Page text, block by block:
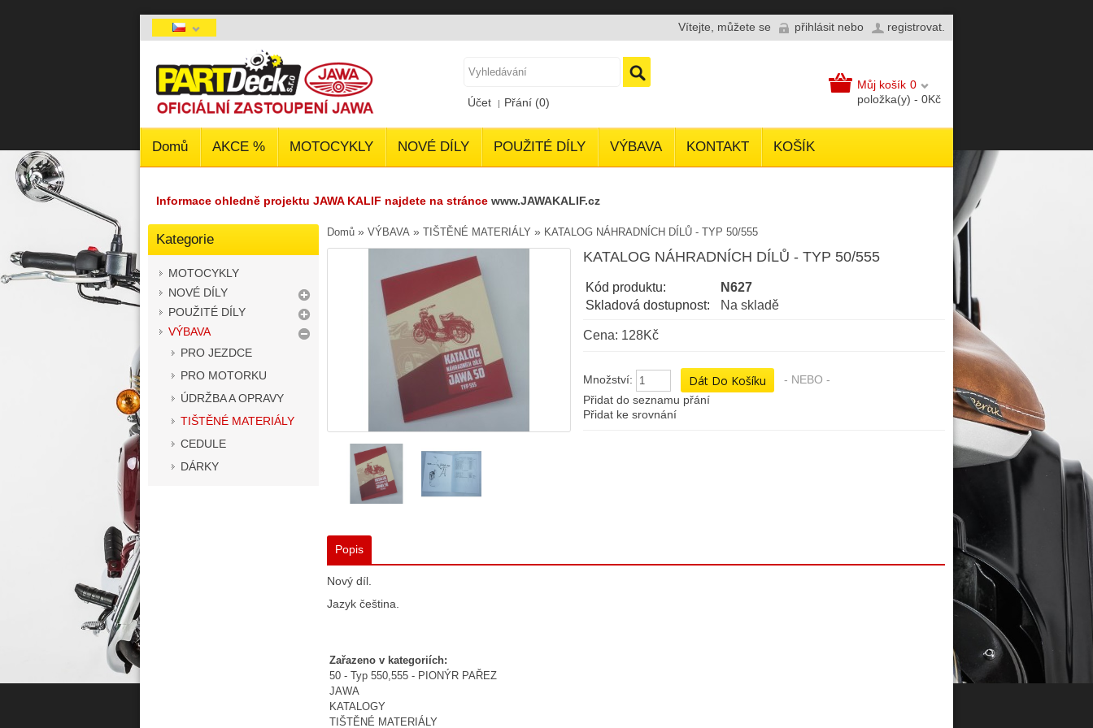
Vítejte, můžete se přihlásit nebo registrovat
Účet Přání (0)
Můj košík 0
položka(y) - 0Kč
Domů AKCE % MOTOCYKLY NOVÉ DÍLY POUŽITÉ DÍLY VÝBAVA KONTAKT KOŠÍK
Informace ohledně projektu JAWA KALIF najdete na stránce www.JAWAKALIF.cz
Kategorie
MOTOCYKLY
NOVÉ DÍLY
POUŽITÉ DÍLY
VÝBAVA
PRO JEZDCE
PRO MOTORKU
ÚDRŽBA A OPRAVY
TIŠTĚNÉ MATERIÁLY
CEDULE
DÁRKY
Domů » VÝBAVA » TIŠTĚNÉ MATERIÁLY » KATALOG NÁHRADNÍCH DÍLŮ - TYP 50/555
KATALOG NÁHRADNÍCH DÍLŮ - TYP 50/555
Kód produktu:
N627
Skladová dostupnost:
Na skladě
Cena: 128Kč
Množství:
- NEBO -
Přidat do seznamu přání
Přidat ke srovnání
Popis
Nový díl.
Jazyk čeština.
Zařazeno v kategoriích:
50 - Typ 550,555 - PIONÝR PAŘEZ
JAWA
KATALOGY
TIŠTĚNÉ MATERIÁLY